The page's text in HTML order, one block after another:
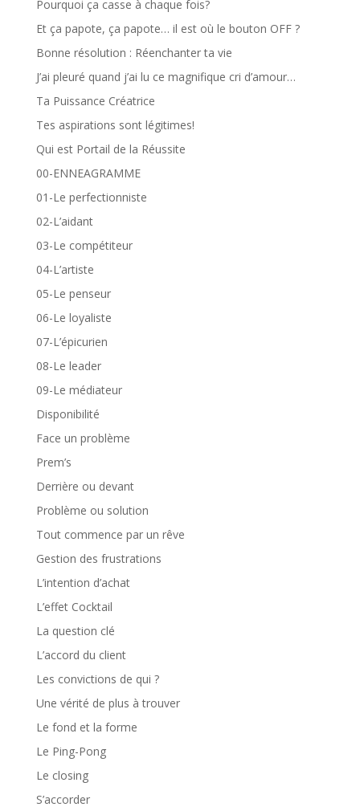
Pourquoi ça casse à chaque fois?
Et ça papote, ça papote… il est où le bouton OFF ?
Bonne résolution : Réenchanter ta vie
J’ai pleuré quand j’ai lu ce magnifique cri d’amour…
Ta Puissance Créatrice
Tes aspirations sont légitimes!
Qui est Portail de la Réussite
00-ENNEAGRAMME
01-Le perfectionniste
02-L’aidant
03-Le compétiteur
04-L’artiste
05-Le penseur
06-Le loyaliste
07-L’épicurien
08-Le leader
09-Le médiateur
Disponibilité
Face un problème
Prem’s
Derrière ou devant
Problème ou solution
Tout commence par un rêve
Gestion des frustrations
L’intention d’achat
L’effet Cocktail
La question clé
L’accord du client
Les convictions de qui ?
Une vérité de plus à trouver
Le fond et la forme
Le Ping-Pong
Le closing
S’accorder